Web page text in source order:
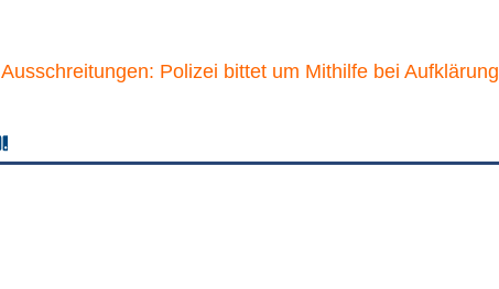
Ausschreitungen: Polizei bittet um Mithilfe bei Aufklärung